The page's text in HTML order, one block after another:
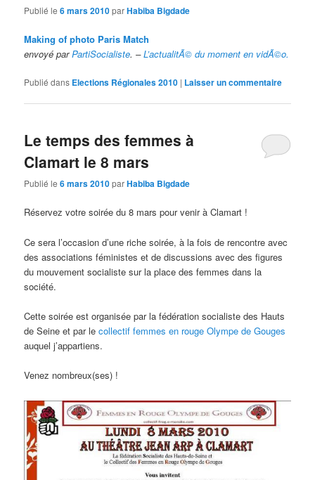
Publié le6 mars 2010parHabiba Bigdade
Making of photo Paris Match
envoyé parPartiSocialiste. –L’actualitÃ© du moment en vidÃ©o.
Publié dans Elections Régionales 2010 | Laisser un commentaire
Le temps des femmes à
Clamart le 8 mars
Publié le6 mars 2010parHabiba Bigdade
Réservez votre soirée du 8 mars pour venir à Clamart !
Ce sera l’occasion d’une riche soirée, à la fois de rencontre avec
des associations féministes et de discussions avec des figures
du mouvement socialiste sur la place des femmes dans la
société.
Cette soirée est organisée par la fédération socialiste des Hauts
de Seine et par lecollectif femmes en rouge Olympe de Gouges
auquel j’appartiens.
Venez nombreux(ses) !